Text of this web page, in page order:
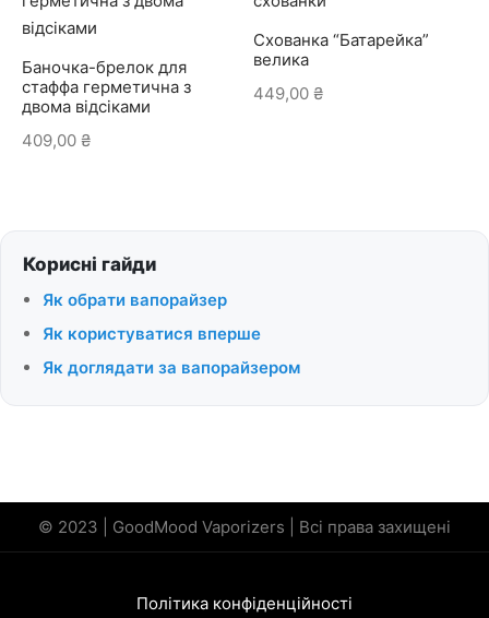
Баночка-брелок для
стаффа герметична з
двома відсіками
409,00 ₴
Схованка “Батарейка”
велика
449,00 ₴
Корисні гайди
Як обрати вапорайзер
Як користуватися вперше
Як доглядати за вапорайзером
© 2023 | GoodMood Vaporizers | Всі права захищені
Політика конфіденційності